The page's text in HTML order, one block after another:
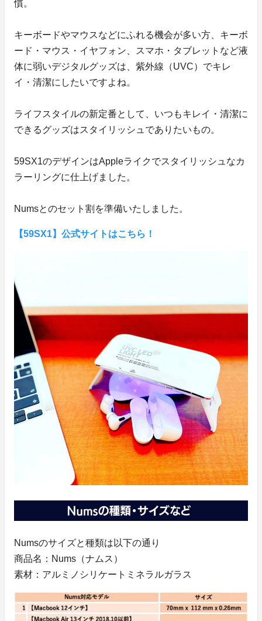
慣。
キーボードやマウスなどにふれる機会が多い方、キーボ
ード・マウス・イヤフォン、スマホ・タブレットなど液
体に弱いデジタルグッズは、紫外線（UVC）でキレ
イ・清潔にしたいですよね。
ライフスタイルの新定番として、いつもキレイ・清潔に
できるグッズはスタイリッシュでありたいもの。
59SX1のデザインはAppleライクでスタイリッシュなカ
ラーリングに仕上げました。
Numsとのセット割を準備いたしました。
【59SX1】公式サイトはこちら！
Numsのサイズと種類は以下の通り
商品名：Nums（ナムス）
素材：アルミノシリケートミネラルガラス